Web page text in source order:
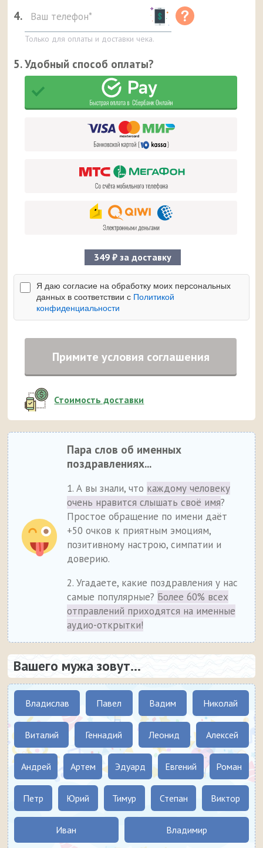
4.
Только для оплаты и доставки чека.
5. Удобный способ оплаты?
349 ₽ за доставку
Я даю согласие на обработку моих персональных
данных в соответствии с Политикой
конфиденциальности
Примите условия соглашения
Стоимость доставки
Пара слов об именных
поздравлениях...
1. А вы знали, что каждому человеку
очень нравится слышать своё имя?
Простое обращение по имени даёт
+50 очков к приятным эмоциям,
позитивному настрою, симпатии и
доверию.
2. Угадаете, какие поздравления у нас
самые популярные? Более 60% всех
отправлений приходятся на именные
аудио-открытки!
Вашего мужа зовут...
Владислав Павел Вадим Николай
Виталий Геннадий Леонид Алексей
Андрей Артем Эдуард Евгений Роман
Петр Юрий Тимур Степан Виктор
Иван Владимир